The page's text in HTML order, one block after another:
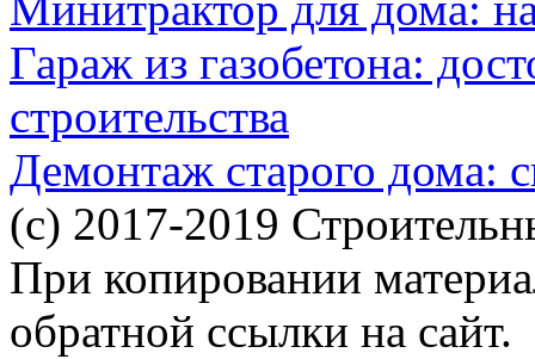
Гараж из газобетона:
строительства
Демонтаж старого дома:
(c) 2017-2019
При копировании
обратной ссылки на сайт.